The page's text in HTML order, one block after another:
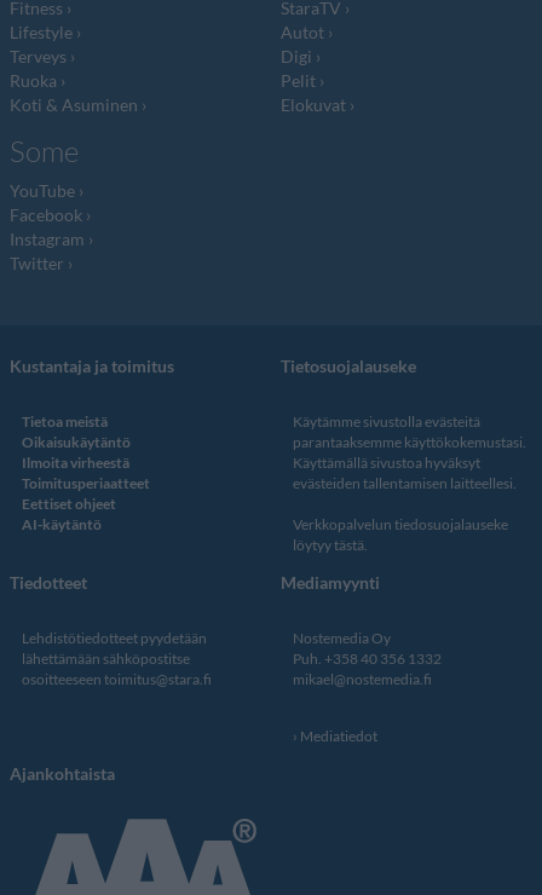
Fitness
Lifestyle
Terveys
Ruoka
Koti & Asuminen
StaraTV
Autot
Digi
Pelit
Elokuvat
Some
YouTube
Facebook
Instagram
Twitter
Kustantaja ja toimitus
Tietoa meistä
Oikaisukäytäntö
Ilmoita virheestä
Toimitusperiaatteet
Eettiset ohjeet
AI-käytäntö
Tietosuojalauseke
Käytämme sivustolla evästeitä
parantaaksemme käyttökokemustasi.
Käyttämällä sivustoa hyväksyt
evästeiden tallentamisen laitteellesi.
Verkkopalvelun tiedosuojalauseke
löytyy tästä.
Tiedotteet
Lehdistötiedotteet pyydetään
lähettämään sähköpostitse
osoitteeseen toimitus@stara.fi
Mediamyynti
Nostemedia Oy
Puh. +358 40 356 1332
mikael@nostemedia.fi
Mediatiedot
Ajankohtaista